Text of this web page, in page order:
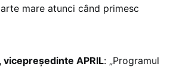
mare atunci când primesc
vicepreședinte APRIL: „Programul